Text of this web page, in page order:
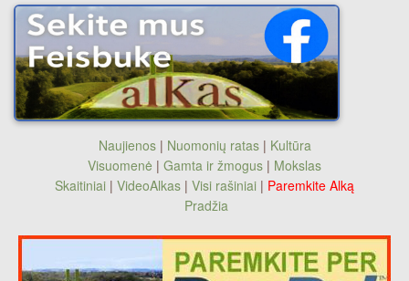
Naujienos| Nuomonių ratas| Kultūra
Visuomenė | Gamta ir žmogus | Mokslas
Skaitiniai | VideoAlkas | Visi rašiniai | Paremkite Alką
Pradžia